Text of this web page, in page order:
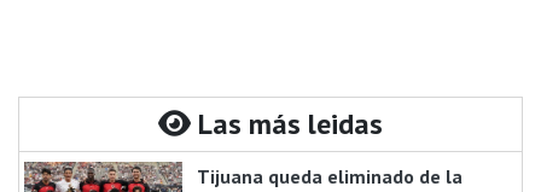
Las más leidas
Tijuana queda eliminado de la